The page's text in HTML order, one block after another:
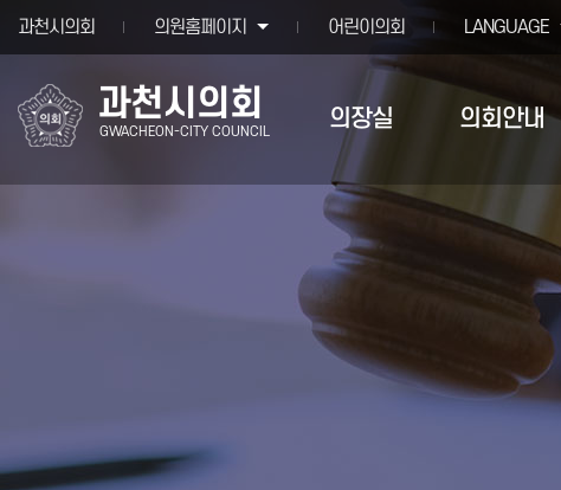
과천시의회 의원홈페이지 어린이의회 LANGUAGE
과천시의회
GWACHEON-CITY COUNCIL 의장실 의회안내